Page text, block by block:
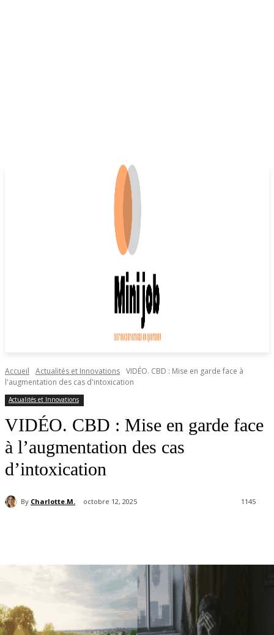
Accueil Actualités et Innovations VIDÉO. CBD : Mise en garde face à
l'augmentation des cas d'intoxication
Actualités et Innovations
VIDÉO. CBD : Mise en garde face
à l’augmentation des cas
d’intoxication
By Charlotte.M. octobre 12, 2025 1145